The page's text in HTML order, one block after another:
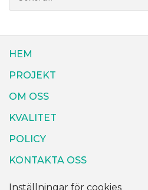
HEM
PROJEKT
OM OSS
KVALITET
POLICY
KONTAKTA OSS
Inställningar för cookies